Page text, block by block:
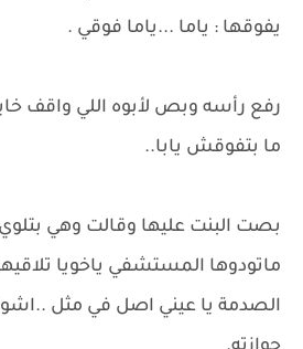
يفوقها : ياما ...ياما فوقي .
رفع رأسه وبص لأبوه اللي واقف
ما بتفوقش يابا..
بصت البنت عليها وقالت وهي بتلوي
ماتودوها المستشفي ياخويا
الصدمة يا عيني اصل في مثل